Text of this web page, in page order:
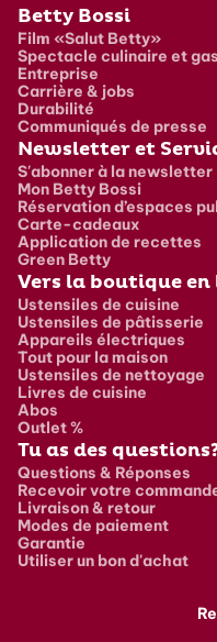
Pied de page
Betty Bossi
Film «Salut Betty»
Spectacle culinaire et
Entreprise
Carrière & jobs
Durabilité
Communiqués de presse
Newsletter et
S'abonner à la newsletter
Mon Betty Bossi
Réservation d’espaces
Carte-cadeaux
Application de recettes
Green Betty
Vers la boutique en
Ustensiles de cuisine
Ustensiles de pâtisserie
Appareils électriques
Tout pour la maison
Ustensiles de nettoyage
Livres de cuisine
Abos
Outlet %
Tu as des
Questions & Réponses
Recevoir votre
Livraison & retour
Modes de paiement
Garantie
Utiliser un bon d'achat